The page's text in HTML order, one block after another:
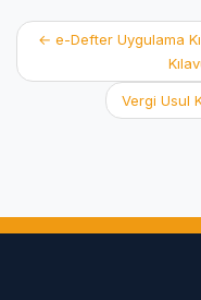
Post
← e-Defter Uygulama
Vergi Usul